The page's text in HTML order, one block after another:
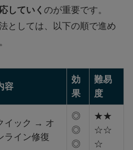
していく のが重要です。
としては、以下の順で進め
容
効
果
難易
度
イック → オ
ライン修復
◎
◎
◎
★★
☆☆
☆